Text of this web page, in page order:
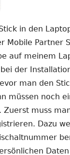
in den
Mobile Partner
auf meinem
der
man den
müssen noch
Zuerst muss
Dazu